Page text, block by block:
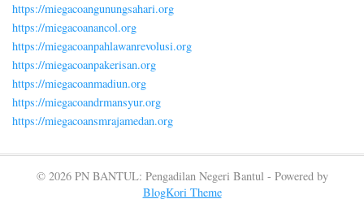
https://miegacoangunungsahari.org
https://miegacoanancol.org
https://miegacoanpahlawanrevolusi.org
https://miegacoanpakerisan.org
https://miegacoanmadiun.org
https://miegacoandrmansyur.org
https://miegacoansmrajamedan.org
© 2026 PN BANTUL: Pengadilan Negeri Bantul - Powered by
BlogKori Theme